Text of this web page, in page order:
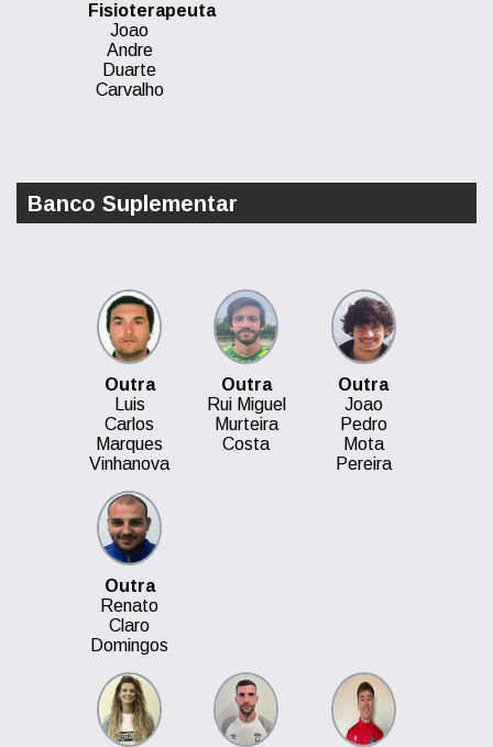
Fisioterapeuta
Joao
Andre
Duarte
Carvalho
Banco Suplementar
Outra
Luis
Carlos
Marques
Vinhanova
Outra
Rui Miguel
Murteira
Costa
Outra
Joao
Pedro
Mota
Pereira
Outra
Renato
Claro
Domingos